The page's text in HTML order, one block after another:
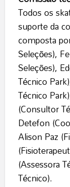
Todos os
suporte da
composta
Seleções),
Seleções),
Técnico
Técnico
(Consultor
Detefon
Alison Paz
(Assessora
Técnico).